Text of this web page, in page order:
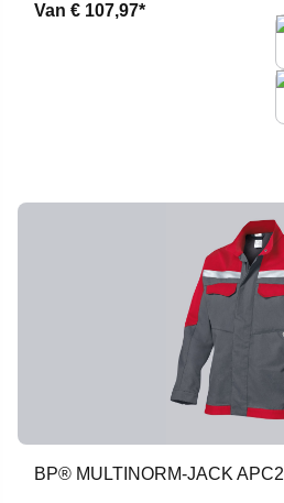
Van € 107,97*
BP® MULTINORM-JACK APC2